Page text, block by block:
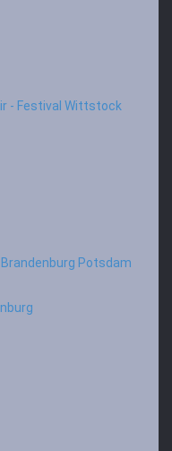
- Festival Wittstock
Potsdam